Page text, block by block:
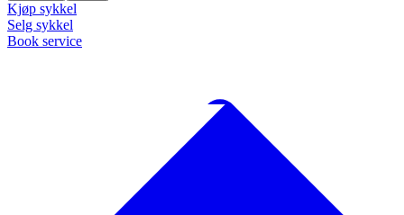
Kjøp sykkel
Selg sykkel
Book service